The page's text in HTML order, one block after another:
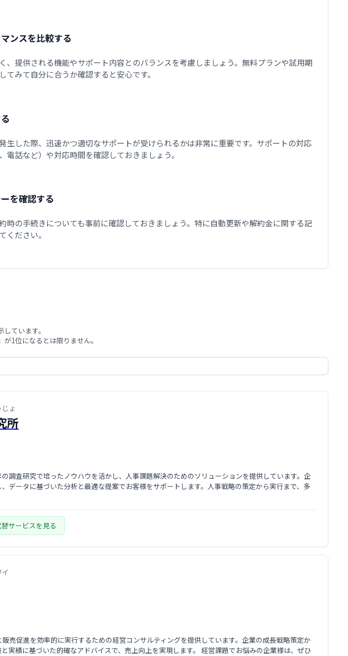
ンスを比較する
、提供される機能やサポート内容とのバランスを考慮しましょう。無料プランや試用期
てみて自分に合うか確認すると安心です。
生した際、迅速かつ適切なサポートが受けられるかは非常に重要です。サポートの対応
電話など）や対応時間を確認しておきましょう。
を確認する
時の手続きについても事前に確認しておきましょう。特に自動更新や解約金に関する記
ください。
ています。
1位になるとは限りません。
ょ
所
調査研究で培ったノウハウを活かし、人事課題解決のためのソリューションを提供しています。企
データに基づいた分析と最適な提案でお客様をサポートします。人事戦略の策定から実行まで、多
サービスを見る
販売促進を効率的に実行するための経営コンサルティングを提供しています。企業の成長戦略策定か
実績に基づいた的確なアドバイスで、売上向上を実現します。 経営課題でお悩みの企業様は、ぜひ